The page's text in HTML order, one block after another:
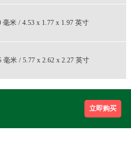
毫米 / 4.53 x 1.77 x 1.97 英寸
毫米 / 5.77 x 2.62 x 2.27 英寸
立即购买